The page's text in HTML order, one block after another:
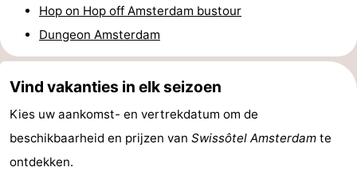
drinken
Markten
-
Warenhuizen
Evenementen
Uitgelicht
Grachtengordel
Hop on Hop off Amsterdam bustour
Dungeon Amsterdam
Vind vakanties in elk seizoen
Kies uw aankomst- en vertrekdatum om de
beschikbaarheid en prijzen van Swissôtel Amsterdam te
ontdekken.